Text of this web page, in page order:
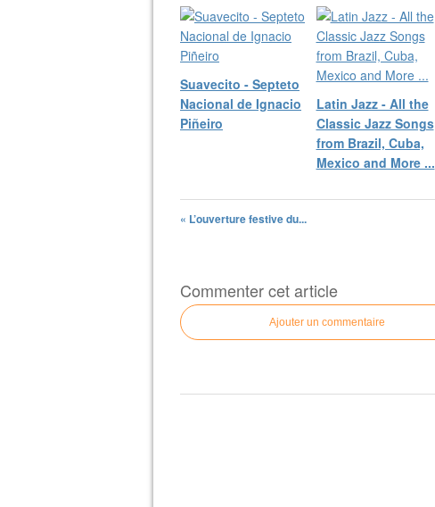
Suavecito - Septeto
Nacional de Ignacio
Piñeiro
Latin Jazz - All the
Classic Jazz Songs
from Brazil, Cuba,
Mexico and More ...
« L’ouverture festive du...
Commenter cet article
Ajouter un commentaire